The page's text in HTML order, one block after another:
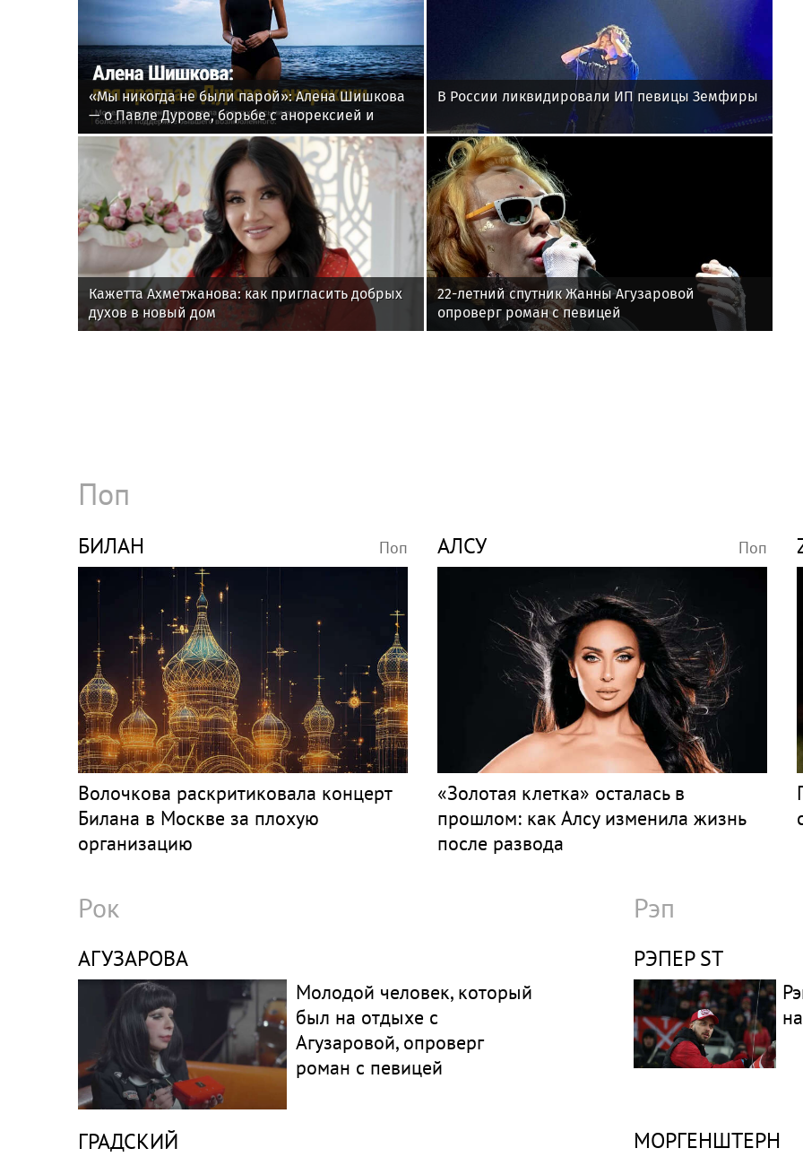
«Мы никогда не были парой»: Алена Шишкова
— о Павле Дурове, борьбе с анорексией и
помощи Тимати
В России ликвидировали ИП певицы Земфиры
Кажетта Ахметжанова: как пригласить добрых
духов в новый дом
22-летний спутник Жанны Агузаровой
опроверг роман с певицей
Поп
БИЛАН Поп
Волочкова раскритиковала концерт
Билана в Москве за плохую
организацию
АЛСУ Поп
«Золотая клетка» осталась в
прошлом: как Алсу изменила жизнь
после развода
Рок
АГУЗАРОВА
Молодой человек, который
был на отдыхе с
Агузаровой, опроверг
роман с певицей
ГРАДСКИЙ
Рэп
РЭПЕР ST
МОРГЕНШТЕРН